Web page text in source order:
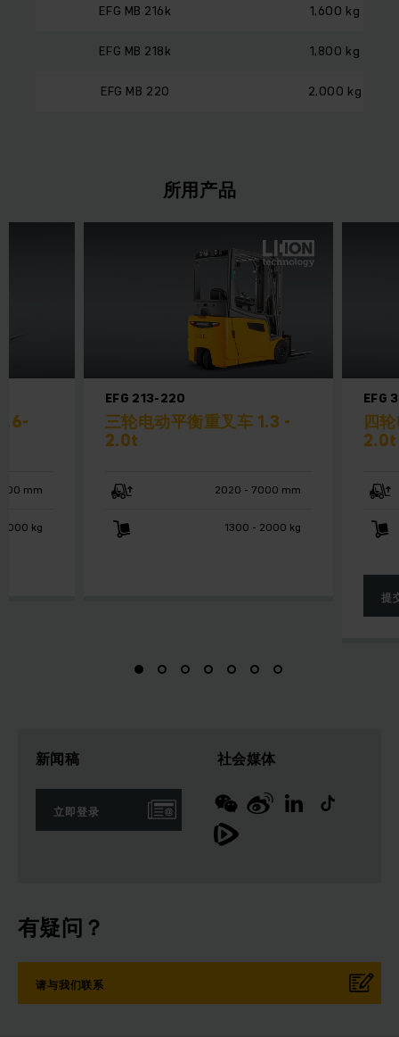
EFG MB 216k 1,600 kg
EFG MB 218k 1,800 kg
EFG MB 220 2,000 kg
所用产品
EFG 213-220
三轮电动平衡重叉车 1.3 -
2.0t
2020 - 7000 mm
1300 - 2000 kg
EFG
四
2.0t
提
mm
kg
新闻稿
立即登录
社会媒体
有疑问？
请与我们联系